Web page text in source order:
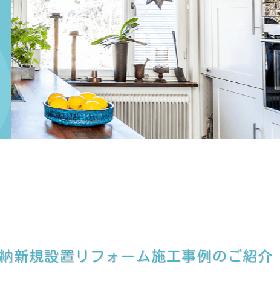
新規設置リフォーム施工事例のご紹介